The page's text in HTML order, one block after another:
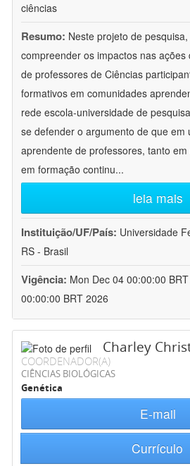
ciências
Resumo: Neste projeto de
compreender os impactos nas
de professores de Ciências
formativos em comunidades
rede escola-universidade de
se defender o argumento de que em
aprendente de professores, tanto
em formação continu...
leia mais
Instituição/UF/País: Universidade
RS - Brasil
Vigência: Mon Dec 04 00:00:00
00:00:00 BRT 2026
Charley
COORDENADOR(A)
CIÊNCIAS BIOLÓGICAS
Genética
E-mail
Currículo